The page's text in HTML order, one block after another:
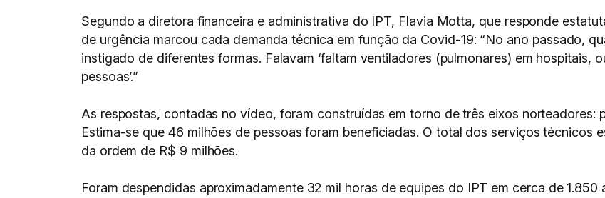
Segundo a diretora financeira e administrativa do IPT, Flavia Motta, que responde
de urgência marcou cada demanda técnica em função da Covid-19: “No ano passado,
instigado de diferentes formas. Falavam ‘faltam ventiladores (pulmonares) em hospitais,
pessoas’.”
As respostas, contadas no vídeo, foram construídas em torno de três eixos
Estima-se que 46 milhões de pessoas foram beneficiadas. O total dos serviços técnicos
da ordem de R$ 9 milhões.
Foram despendidas aproximadamente 32 mil horas de equipes do IPT em cerca de